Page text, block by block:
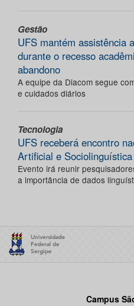
Gestão
UFS mantém assistência
durante o recesso
abandono
A equipe da Diacom segue
e cuidados diários
Tecnologia
UFS receberá encontro
Artificial e
Evento irá reunir
a importância de dados
Campus